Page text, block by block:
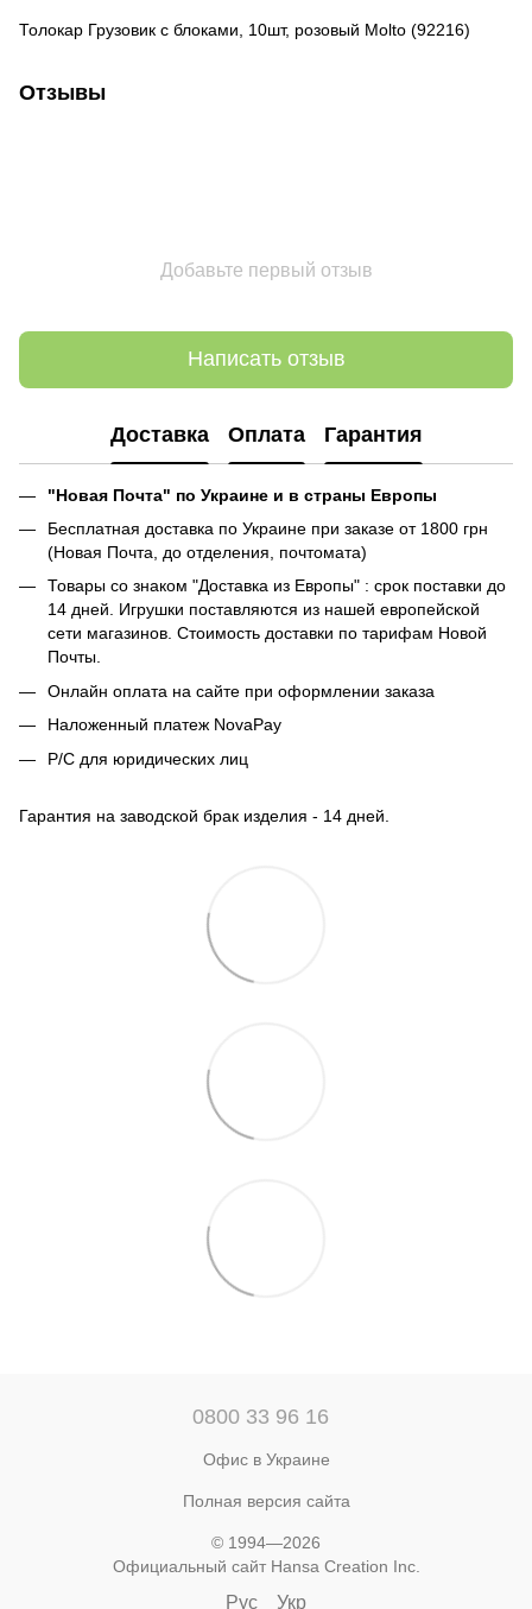
Толокар Грузовик с блоками, 10шт, розовый Molto (92216)
Отзывы
Добавьте первый отзыв
Написать отзыв
Доставка Оплата Гарантия
"Новая Почта" по Украине и в страны Европы
Бесплатная доставка по Украине при заказе от 1800 грн
(Новая Почта, до отделения, почтомата)
Товары со знаком "Доставка из Европы" : срок поставки до
14 дней. Игрушки поставляются из нашей европейской
сети магазинов. Стоимость доставки по тарифам Новой
Почты.
Онлайн оплата на сайте при оформлении заказа
Наложенный платеж NovaPay
Р/С для юридических лиц
Гарантия на заводской брак изделия - 14 дней.
0800 33 96 16
Офис в Украине
Полная версия сайта
© 1994—2026
Официальный сайт Hansa Creation Inc.
Рус Укр